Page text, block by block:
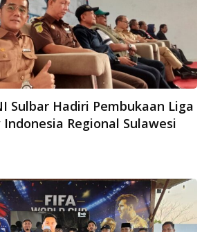
Sulbar Hadiri Pembukaan Liga
Regional Sulawesi